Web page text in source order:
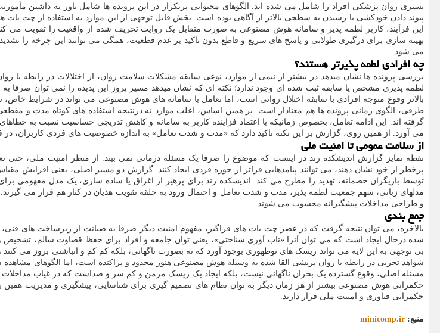
بستری روان پزشکی افراد را شامل می شده اند. الگوهای محتوایی پرتکرار در این پرونده ها شامل باور به داشتن
پیوند دادن خودکشی با رسیدن به سطحی بالاتر از آگاهی بوده است. بخش قابل توجهی از این موارد به استفاده از چت
این فرآیند، کاربر لطمه پذیر و سامانه هوش مصنوعی به صورت متقابل یک روایت تحریف شده از واقعیت را تقویت می
بهینه سازی برای درگیری طولانی و پاسخ های سریع و قاطع بدون تاکید بر عدم قطعیت، همگی می توانند این چرخه را
می شود.
چه افرادی لطمه پذیرتر هستند؟
بررسی پرونده ها نشان میدهد در بیشتر از نیمی از موارد، نوعی سابقه مشکلات سلامت روان، از اختلالات در رابطه
لطمه پذیری مشخص یا سابقه ثبت شده ای وجود ندارد؛ نکته ای که نشان میدهد مسیر بروز این پدیده را نمی توان صرفا
بالاتر وقوع متوجه افرادی با سابقه اختلال روانی است، اما تعامل با سامانه های هوش مصنوعی می تواند در شرایط
طرفی، الگوی زمانی پرونده ها هم معنادار است. بر همین اساس، اغلب موارد نه درنتیجه استفاده های کوتاه مدت و
گرفته اند. این ادامه تعامل، بخصوص زمانیکه با اعتماد فزاینده کاربر به سامانه و کاهش تدریجی حساسیت نسبت به
می آورد. از همین روی، گزارش بر این نکته تاکید دارد که «مدت و شدت تعامل» به اندازه خصوصیت های فردی کاربران، در
از سلامت عمومی تا امنیت ملی
نقطه تمایز گزارش اندیشکده رند در اینست که موضوع را صرفا یک مسئله درمانی نمی بیند. از منظر امنیت ملی، حتی
پرخطر از خود نشان دهند، می توانند پیامدهایی فراتر از حوزه فردی ایجاد کنند. گزارش دو مسیر اصلی، یعنی افزایش
توسط بازیگران خصمانه، تهدید را مطرح می کند. اندیشکده رند برای پرهیز از اغراق یا ساده سازی، یک مدل مفهومی
مدلهای زبانی، سهم جمعیت لطمه پذیر، مدت و شدت تعامل و احتمال ورود به حلقه تقویت هذیان در کنار هم قرار می
و طراحی مداخلات پیشگیرانه محسوب می شوند.
جمع بندی
بالاخره، می توان نتیجه گرفت که در عصر چت بات های فراگیر، مفهوم امنیت دیگر صرفا به صیانت از زیرساخت های فنی،
شده درحال ایجاد است که می توان آنرا «تاب آوری شناختی»، یعنی توان جامعه و افراد برای حفظ قضاوت سالم، تشخیص
بی توجهی به این لایه می تواند ریسک های نوظهوری بوجود آورد که نه بصورت ناگهانی، بلکه کم کم و انباشتی بروز می
شواهد تجربی در رابطه با روان پریشی القا شده به وسیله هوش مصنوعی هنوز محدود و پراکنده است، اما الگوهای مشاهده
مسئله اصلی، وقوع گسترده یک بحران ناگهانی نیست، بلکه ایجاد یک ریسک مزمن و کم سر و صداست که در غیاب مداخلات
حکمرانی هوش مصنوعی بیشتر از هر زمان دیگر به توان نظام های تصمیم گیری برای شناسایی، پیشگیری و مدیریت
حکمرانی فناوری و امنیت ملی قرار دارند.
منبع: minicomp.ir